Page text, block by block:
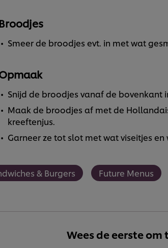
Broodjes
Smeer de broodjes evt. in met wat
Snijd de broodjes vanaf de bovenkant
Maak de broodjes af met de
kreeftenjus.
Garneer ze tot slot met wat viseitjes en
& Burgers Future Menus
Wees de eerste